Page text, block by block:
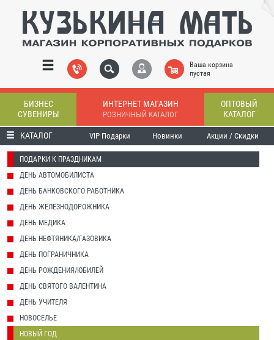
Ваша корзина
пустая
БИЗНЕС
СУВЕНИРЫ
ИНТЕРНЕТ МАГАЗИН
РОЗНИЧНЫЙ КАТАЛОГ
ОПТОВЫЙ
КАТАЛОГ
КАТАЛОГ VIP Подарки Новинки Акции / Скидки
ПОДАРКИ К ПРАЗДНИКАМ
ДЕНЬ АВТОМОБИЛИСТА
ДЕНЬ БАНКОВСКОГО РАБОТНИКА
ДЕНЬ ЖЕЛЕЗНОДОРОЖНИКА
ДЕНЬ МЕДИКА
ДЕНЬ НЕФТЯНИКА/ГАЗОВИКА
ДЕНЬ ПОГРАНИЧНИКА
ДЕНЬ РОЖДЕНИЯ/ЮБИЛЕЙ
ДЕНЬ СВЯТОГО ВАЛЕНТИНА
ДЕНЬ УЧИТЕЛЯ
НОВОСЕЛЬЕ
НОВЫЙ ГОД